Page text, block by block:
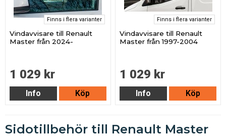
Finns i flera varianter
Vindavvisare till Renault
Master från 2024-
1 029 kr
Info Köp
Finns i flera varianter
Vindavvisare till Renault
Master från 1997-2004
1 029 kr
Info Köp
Sidotillbehör till Renault Master